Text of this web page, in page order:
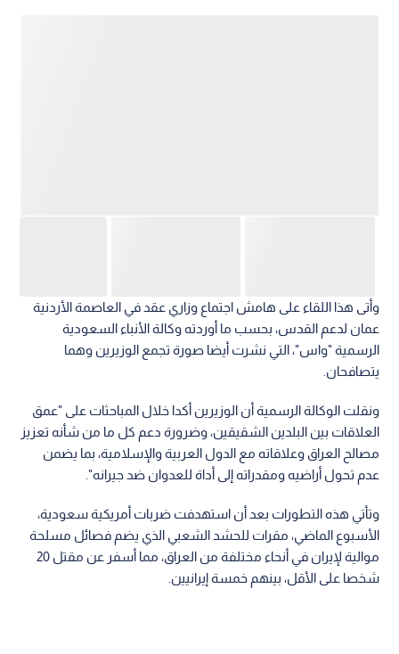
وأتى هذا اللقاء على هامش اجتماع وزاري عقد في العاصمة الأردنية
عمان لدعم القدس، بحسب ما أوردته وكالة الأنباء السعودية
الرسمية "واس"، التي نشرت أيضا صورة تجمع الوزيرين وهما
يتصافحان.
ونقلت الوكالة الرسمية أن الوزيرين أكدا خلال المباحثات على "عمق
العلاقات بين البلدين الشقيقين، وضرورة دعم كل ما من شأنه تعزيز
مصالح العراق وعلاقاته مع الدول العربية والإسلامية، بما يضمن
عدم تحول أراضيه ومقدراته إلى أداة للعدوان ضد جيرانه".
وتأتي هذه التطورات بعد أن استهدفت ضربات أمريكية سعودية،
الأسبوع الماضي، مقرات للحشد الشعبي الذي يضم فصائل مسلحة
موالية لإيران في أنحاء مختلفة من العراق، مما أسفر عن مقتل 20
شخصا على الأقل، بينهم خمسة إيرانيين.